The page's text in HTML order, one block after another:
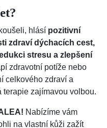
hlásí pozitivní
zdraví dýchacích cest,
stresu a zlepšení
zdravotní potíže nebo
celkového zdraví a
terapie zajímavou volbou.
Nabízíme vám
na vlastní kůži zažít